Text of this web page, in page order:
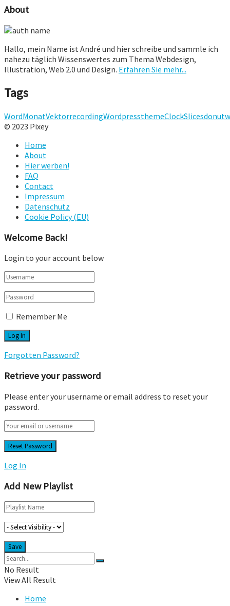
About
Hallo, mein Name ist André und hier schreibe und sammle ich
nahezu täglich Wissenswertes zum Thema Webdesign,
Illustration, Web 2.0 und Design. Erfahren Sie mehr...
Tags
WordMonatVektorrecordingWordpressthemeClockSlicesdonut
© 2023 Pixey
Home
About
Hier werben!
FAQ
Contact
Impressum
Datenschutz
Cookie Policy (EU)
Welcome Back!
Login to your account below
Remember Me
Forgotten Password?
Retrieve your password
Please enter your username or email address to reset your
password.
Log In
Add New Playlist
No Result
View All Result
Home